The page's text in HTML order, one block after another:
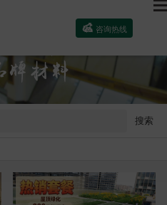
 咨询热线